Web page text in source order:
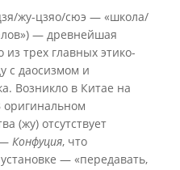
жу-цзяо/сюэ — «школа/
— древнейшая
трех главных этико-
с даосизмом и
Возникло в Китае на
оригинальном
(жу) отсутствует
Конфуция, что
— «передавать,